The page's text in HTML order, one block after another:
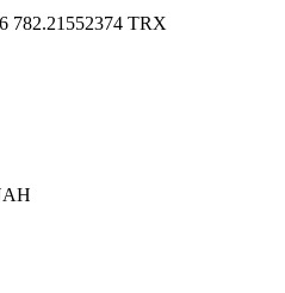
782.21552374 TRX